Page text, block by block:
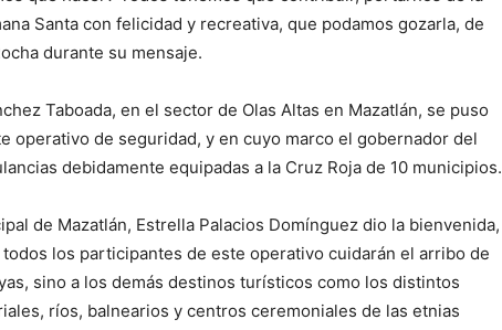
Santa con felicidad y recreativa, que podamos gozarla, de
durante su mensaje.
Taboada, en el sector de Olas Altas en Mazatlán, se puso
operativo de seguridad, y en cuyo marco el gobernador del
debidamente equipadas a la Cruz Roja de 10 municipios.
de Mazatlán, Estrella Palacios Domínguez dio la bienvenida,
los participantes de este operativo cuidarán el arribo de
sino a los demás destinos turísticos como los distintos
ríos, balnearios y centros ceremoniales de las etnias